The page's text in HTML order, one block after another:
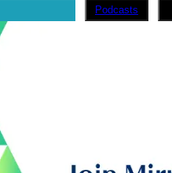
Podcasts